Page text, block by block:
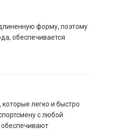
форму, поэтому
обеспечивается
легко и быстро
с любой
обеспечивают